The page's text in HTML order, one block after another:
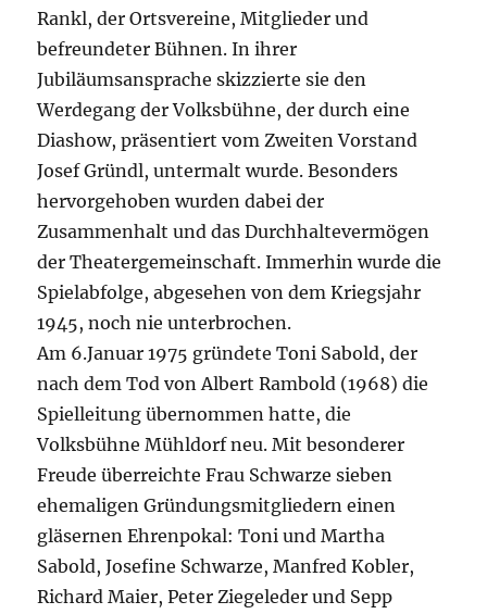
Rankl, der Ortsvereine, Mitglieder und
befreundeter Bühnen. In ihrer
Jubiläumsansprache skizzierte sie den
Werdegang der Volksbühne, der durch eine
Diashow, präsentiert vom Zweiten Vorstand
Josef Gründl, untermalt wurde. Besonders
hervorgehoben wurden dabei der
Zusammenhalt und das Durchhaltevermögen
der Theatergemeinschaft. Immerhin wurde die
Spielabfolge, abgesehen von dem Kriegsjahr
1945, noch nie unterbrochen.
Am 6.Januar 1975 gründete Toni Sabold, der
nach dem Tod von Albert Rambold (1968) die
Spielleitung übernommen hatte, die
Volksbühne Mühldorf neu. Mit besonderer
Freude überreichte Frau Schwarze sieben
ehemaligen Gründungsmitgliedern einen
gläsernen Ehrenpokal: Toni und Martha
Sabold, Josefine Schwarze, Manfred Kobler,
Richard Maier, Peter Ziegeleder und Sepp